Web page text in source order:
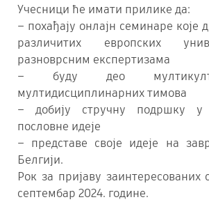
Учесници ће имати прилике да:
– похађају онлајн семинаре које
различитих европских
разноврсним експертизама
– буду део
мултидисциплинарних тимова
– добију стручну подршку у
пословне идеје
– представе своје идеје на
Белгији.
Рок за пријаву заинтересованих
септембар 2024. године.